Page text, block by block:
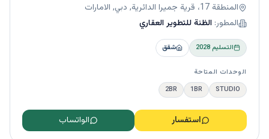
المنطقة 17، قرية جميرا الدائرية, دبي, الامارات
المطور: الظنة للتطوير العقاري
التسليم2028 شقق
الوحدات المتاحة
STUDIO
1BR
2BR
استفسار الواتساب